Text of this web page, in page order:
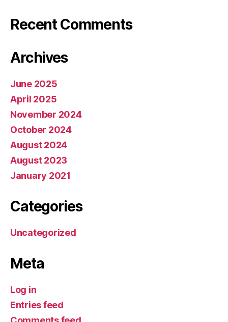
Recent Comments
Archives
June 2025
April 2025
November 2024
October 2024
August 2024
August 2023
January 2021
Categories
Uncategorized
Meta
Log in
Entries feed